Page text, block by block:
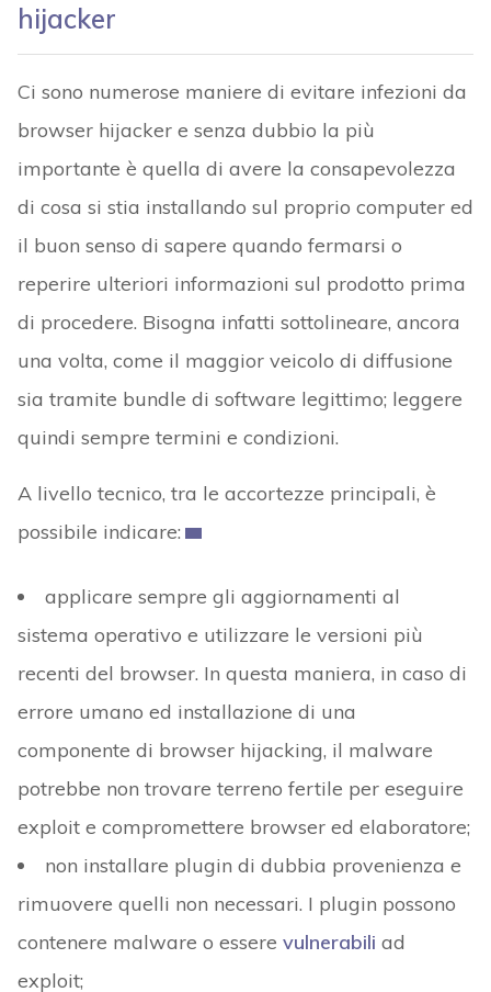
hijacker
Ci sono numerose maniere di evitare infezioni da
browser hijacker e senza dubbio la più
importante è quella di avere la consapevolezza
di cosa si stia installando sul proprio computer ed
il buon senso di sapere quando fermarsi o
reperire ulteriori informazioni sul prodotto prima
di procedere. Bisogna infatti sottolineare, ancora
una volta, come il maggior veicolo di diffusione
sia tramite bundle di software legittimo; leggere
quindi sempre termini e condizioni.
A livello tecnico, tra le accortezze principali, è
possibile indicare:
applicare sempre gli aggiornamenti al
sistema operativo e utilizzare le versioni più
recenti del browser. In questa maniera, in caso di
errore umano ed installazione di una
componente di browser hijacking, il malware
potrebbe non trovare terreno fertile per eseguire
exploit e compromettere browser ed elaboratore;
non installare plugin di dubbia provenienza e
rimuovere quelli non necessari. I plugin possono
contenere malware o essere vulnerabili ad
exploit;